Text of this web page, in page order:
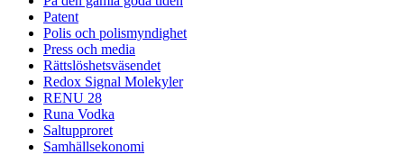
Patent
Polis och polismyndighet
Press och media
Rättslöshetsväsendet
Redox Signal Molekyler
RENU 28
Runa Vodka
Saltupproret
Samhällsekonomi